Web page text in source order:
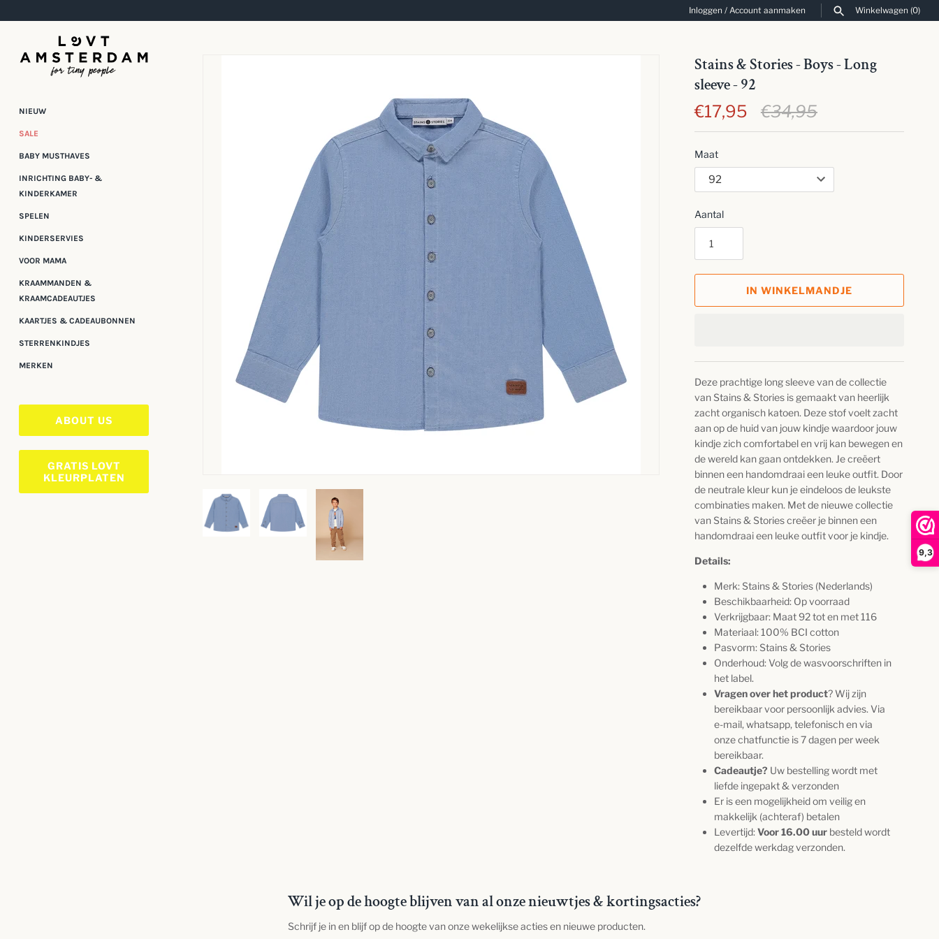
9,3
naar
content
Inloggen / Account aanmaken Winkelwagen (0)
NIEUW
SALE
BABY MUSTHAVES
INRICHTING BABY- &
KINDERKAMER
SPELEN
KINDERSERVIES
VOOR MAMA
KRAAMMANDEN &
KRAAMCADEAUTJES
KAARTJES & CADEAUBONNEN
STERRENKINDJES
MERKEN
ABOUT US
GRATIS LOVT
KLEURPLATEN
Stains & Stories - Boys - Long
sleeve - 92
€17,95
€34,95
Maat
Aantal
IN WINKELMANDJE
Deze prachtige long sleeve van de collectie
van Stains & Stories is gemaakt van heerlijk
zacht organisch katoen. Deze stof voelt zacht
aan op de huid van jouw kindje waardoor jouw
kindje zich comfortabel en vrij kan bewegen en
de wereld kan gaan ontdekken. Je creëert
binnen een handomdraai een leuke outfit. Door
de neutrale kleur kun je eindeloos de leukste
combinaties maken. Met de nieuwe collectie
van Stains & Stories creëer je binnen een
handomdraai een leuke outfit voor je kindje.
Details:
Merk: Stains & Stories (Nederlands)
Beschikbaarheid: Op voorraad
Verkrijgbaar: Maat 92 tot en met 116
Materiaal: 100% BCI cotton
Pasvorm: Stains & Stories
Onderhoud: Volg de wasvoorschriften in
het label.
Vragen over het product? Wij zijn
bereikbaar voor persoonlijk advies. Via
e-mail, whatsapp, telefonisch en via
onze chatfunctie is 7 dagen per week
bereikbaar.
Cadeautje? Uw bestelling wordt met
liefde ingepakt & verzonden
Er is een mogelijkheid om veilig en
makkelijk (achteraf) betalen
Levertijd:Voor 16.00 uur besteld wordt
dezelfde werkdag verzonden.
Wil je op de hoogte blijven van al onze nieuwtjes & kortingsacties?
Schrijf je in en blijf op de hoogte van onze wekelijkse acties en nieuwe producten.